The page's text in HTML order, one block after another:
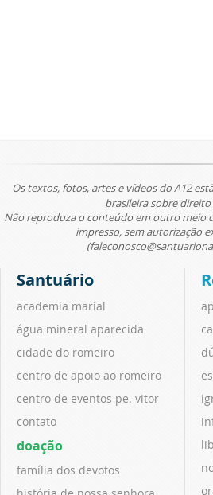
Os textos, fotos, artes e vídeos do A12
brasileira sobre
Não reproduza o conteúdo em outro meio
impresso, sem autorização
Santuário
academia marial
água mineral aparecida
cidade do romeiro
centro de apoio ao romeiro
centro de eventos pe. vitor
contato
doação
família dos devotos